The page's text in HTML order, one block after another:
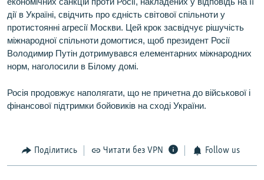
дії в Україні, свідчить про єдність світової спільноти у
протистоянні агресії Москви. Цей крок засвідчує рішучість
міжнародної спільноти домогтися, щоб президент Росії
Володимир Путін дотримувався елементарних міжнародних
норм, наголосили в Білому домі.
Росія продовжує наполягати, що не причетна до військової і
фінансової підтримки бойовиків на сході України.
Поділитись Читати без VPN Follow us